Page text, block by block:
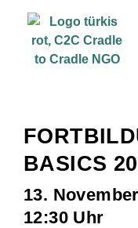
BASICS
13.
12:30 Uhr